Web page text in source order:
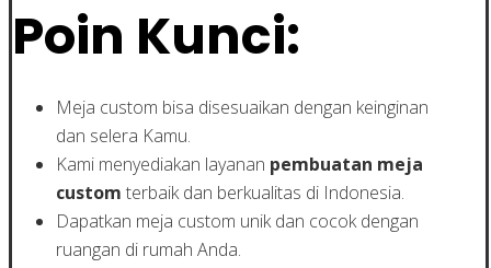
Poin Kunci:
Meja custom bisa disesuaikan dengan keinginan
dan selera Kamu.
Kami menyediakan layanan pembuatan meja
custom terbaik dan berkualitas di Indonesia.
Dapatkan meja custom unik dan cocok dengan
ruangan di rumah Anda.